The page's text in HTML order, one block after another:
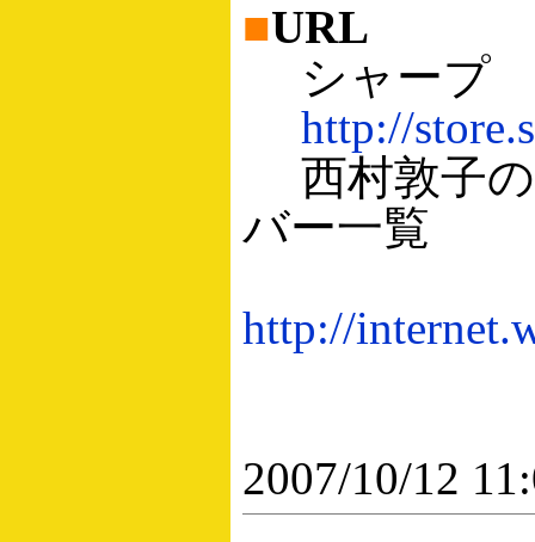
■URL
シャープ
http://
西村敦子の
バー一覧
http://
2007/10/12